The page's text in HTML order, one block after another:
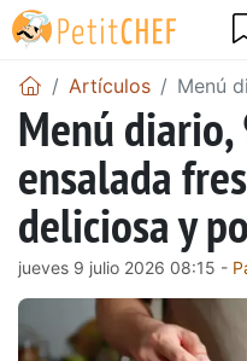
Artículos Menú
Menú
ensalada
deliciosa y
jueves 9 julio 2026 08:15 -